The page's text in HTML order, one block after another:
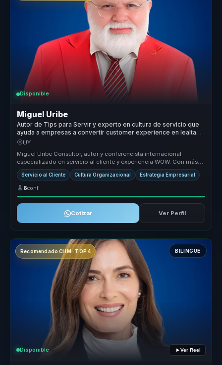
Disponible
Miguel Uribe
Autor de Tips para Servir y experto en cultura de servicio que
ayuda a empresas a convertir customer experience en lealtad,
rentabilidad y ventaja competitiva.
UY
Miguel Uribe Consultor, autor y conferencista internacional
especializado en servicio al cliente y experiencia WOW. Con más
de 21,000 hor...
Servicio al Cliente Cultura Organizacional Estrategia Empresarial
6conf.
Cotizar Ver Perfil
Recomendado CHM · TOP 4 BILINGÜE
Disponible Ver Reel